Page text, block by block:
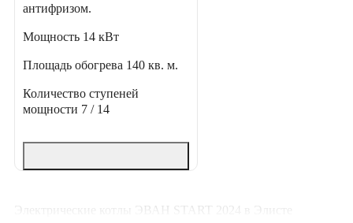
антифризом.
Мощность 14 кВт
Площадь обогрева 140 кв. м.
Количество ступеней
мощности 7 / 14
Электрические котлы ЭВАН START 2024 в Элисте